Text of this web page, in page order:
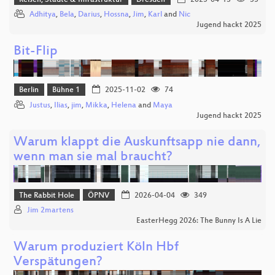
Adhitya, Bela, Darius, Hossna, Jim, Karl and Nic
Jugend hackt 2025
Bit-Flip
Berlin Bühne 1 2025-11-02
74
Justus, Ilias, jim, Mikka, Helena and Maya
Jugend hackt 2025
Warum klappt die Auskunftsapp nie dann,
wenn man sie mal braucht?
The Rabbit Hole ÖPNV 2026-04-04
349
Jim 2martens
EasterHegg 2026: The Bunny Is A Lie
Warum produziert Köln Hbf
Verspätungen?